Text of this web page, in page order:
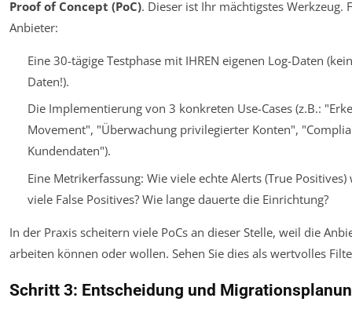
Proof of Concept (PoC). Dieser ist Ihr mächtigstes Werkzeug.
Anbieter:
Eine 30-tägige Testphase mit IHREN eigenen Log-Daten
Daten!).
Die Implementierung von 3 konkreten Use-Cases (z.B.:
Movement", "Überwachung privilegierter Konten",
Kundendaten").
Eine Metrikerfassung: Wie viele echte Alerts (True
viele False Positives? Wie lange dauerte die Einrichtung?
In der Praxis scheitern viele PoCs an dieser Stelle, weil die
arbeiten können oder wollen. Sehen Sie dies als wertvolles
Schritt 3: Entscheidung und